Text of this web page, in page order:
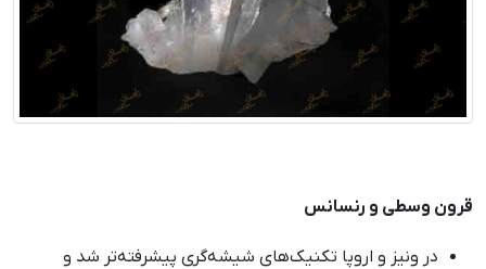
قرون وسطی و رنسانس
در ونیز و اروپا تکنیک‌های شیشه‌گری پیشرفته‌تر شد و